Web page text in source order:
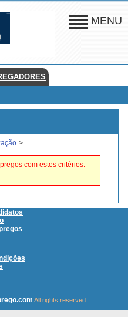
MENU
>
com estes critérios.
All rights reserved